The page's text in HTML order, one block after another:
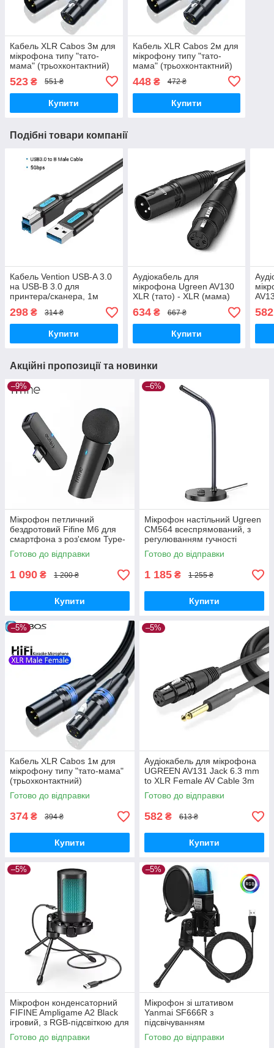
Кабель XLR Cabos 3м для
мікрофона типу "тато-
мама" (трьохконтактний)
523 ₴ 551 ₴
Купити
Кабель XLR Cabos 2м для
мікрофону типу "тато-
мама" (трьохконтактний)
448₴ 472 ₴
Купити
Подібні товари компанії
Кабель Vention USB-A 3.0
на USB-B 3.0 для
принтера/сканера, 1м
298 ₴ 314 ₴
Купити
Аудіокабель для
мікрофона Ugreen AV130
XLR (тато) - XLR (мама)
2м Black (20710)
634₴ 667 ₴
Купити
582
Акційні пропозиції та новинки
–9%
Мікрофон петличний
бездротовий Fifine M6 для
смартфона з роз'ємом Type-
C
Готово до відправки
1 090 ₴ 1 200 ₴
Купити
–6%
Мікрофон настільний Ugreen
CM564 всеспрямований, з
регулюванням гучності
(90416)
Готово до відправки
1 185 ₴ 1 255 ₴
Купити
–5%
Кабель XLR Cabos 1м для
мікрофону типу "тато-мама"
(трьохконтактний)
Готово до відправки
374 ₴ 394 ₴
Купити
–5%
Аудіокабель для мікрофона
UGREEN AV131 Jack 6.3 mm
to XLR Female AV Cable 3m
Black (20720)
Готово до відправки
582 ₴ 613 ₴
Купити
–5%
Мікрофон конденсаторний
FIFINE Ampligame A2 Black
ігровий, з RGB-підсвіткою для
ноутбуку, ПК, PS4, PS5,
Macbook
Готово до відправки
–5%
Мікрофон зі штативом
Yanmai SF666R з
підсвічуванням
Готово до відправки